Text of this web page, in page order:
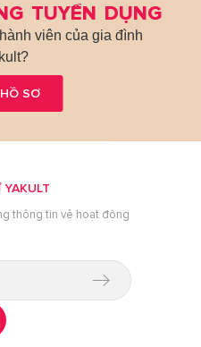
TUYỂN DỤNG
viên của gia đình
SƠ
thông tin vê hoạt động